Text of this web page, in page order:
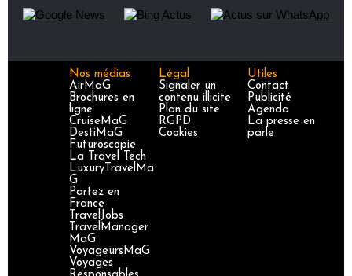
Nos médias
AirMaG
Brochures en
ligne
CruiseMaG
DestiMaG
Futuroscopie
La Travel Tech
LuxuryTravelMa
G
Partez en
France
TravelJobs
TravelManager
MaG
VoyageursMaG
Voyages
Légal
Signaler un
contenu illicite
Plan du site
RGPD
Cookies
Utiles
Contact
Publicité
Agenda
La presse en
parle